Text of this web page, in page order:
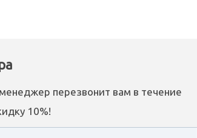
перезвонит вам в течение
10%!